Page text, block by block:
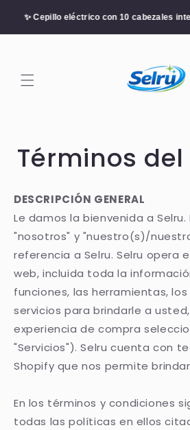
directamente
eléctrico con 10 cabezales
Términos
DESCRIPCIÓN GENERAL
Le damos la bienvenida a
"nosotros" y "nuestro(s)/
referencia a Selru. Selru opera
web, incluida toda la
funciones, las herramientas,
servicios para brindarle a
experiencia de compra
"Servicios"). Selru cuenta con
Shopify que nos permite
En los términos y condiciones
todas las políticas en ellos